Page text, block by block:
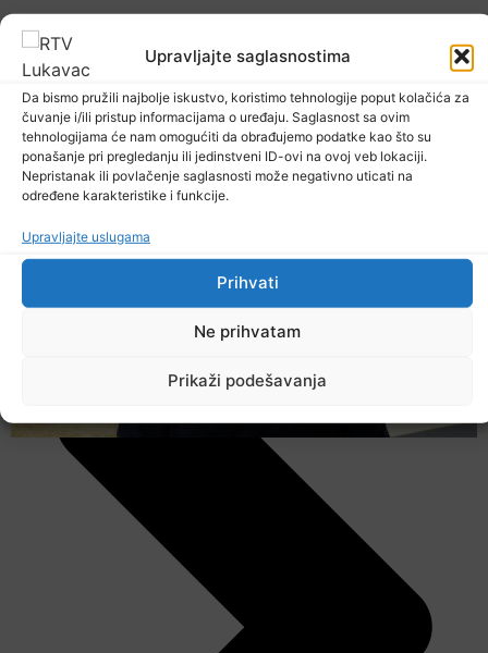
Upravljajte saglasnostima
Da bismo pružili najbolje iskustvo, koristimo tehnologije poput kolačića za
čuvanje i/ili pristup informacijama o uređaju. Saglasnost sa ovim
tehnologijama će nam omogućiti da obrađujemo podatke kao što su
ponašanje pri pregledanju ili jedinstveni ID-ovi na ovoj veb lokaciji.
Nepristanak ili povlačenje saglasnosti može negativno uticati na
određene karakteristike i funkcije.
Upravljajte uslugama
Prihvati
Ne prihvatam
Prikaži podešavanja
Prethodna vijest
Sljedeća vijest
Upozorenje za narednih sedam dana: Požari
prijete Balkanu, u rizičnoj zoni nalazi se i BiH
6. Augusta 2026.